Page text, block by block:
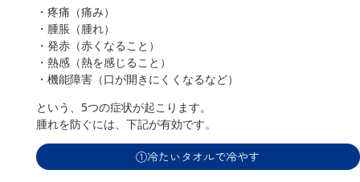
・疼痛（痛み）
・腫脹（腫れ）
・発赤（赤くなること）
・熱感（熱を感じること）
・機能障害（口が開きにくくなるなど）
という、5つの症状が起こります。
腫れを防ぐには、下記が有効です。
①冷たいタオルで冷やす